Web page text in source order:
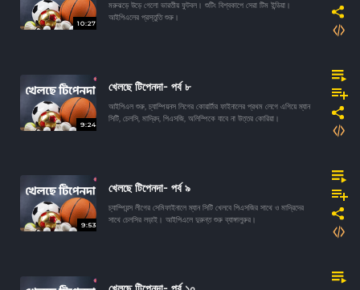
10:27
মরুঝড়ে উড়ে গেলো ভারতীয় ফুটবল। শুটিং বিশ্বকাপে সেরা টিম ইন্ডিয়া।
আইপিএলের প্রস্তুতি শুরু।
9:24
খেলছে টিপেনদা- পর্ব ৮
আইপিএল শুরু, চ্যাম্পিয়নস লিগের কোয়ার্টার ফাইনালের প্রথম লেগে এগিয়ে ম্যান
সিটি, চেলসি, মাদ্রিদ, পিএসজি, অলিম্পিকে যাবে না উত্তর কোরিয়া।
9:53
খেলছে টিপেনদা- পর্ব ৯
চ্যাম্পিয়ন্স লীগের সেমিফাইনালে ম্যান সিটি খেলবে পিএসজির সাথে ও মাদ্রিদের
সাথে চেলসির লড়াই। আইপিএলে দুরুন্ত শুরু ব্যাঙ্গালুরুর।